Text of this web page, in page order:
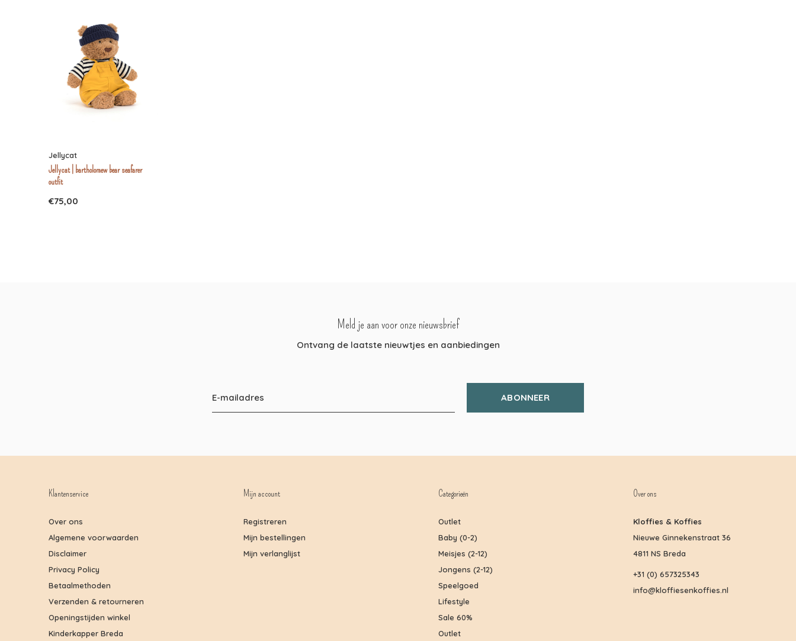
Jellycat
Jellycat | bartholomew bear seafarer
outfit
€75,00
Meld je aan voor onze nieuwsbrief
Ontvang de laatste nieuwtjes en aanbiedingen
ABONNEER
Klantenservice
Over ons
Algemene voorwaarden
Disclaimer
Privacy Policy
Betaalmethoden
Verzenden & retourneren
Openingstijden winkel
Kinderkapper Breda
Mijn account
Registreren
Mijn bestellingen
Mijn verlanglijst
Categorieën
Outlet
Baby (0-2)
Meisjes (2-12)
Jongens (2-12)
Speelgoed
Lifestyle
Sale 60%
Outlet
Over ons
Kloffies & Koffies
Nieuwe Ginnekenstraat 36
4811 NS Breda
+31 (0) 657325343
info@kloffiesenkoffies.nl